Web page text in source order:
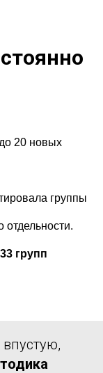
20 новых
группы
отдельности.
групп